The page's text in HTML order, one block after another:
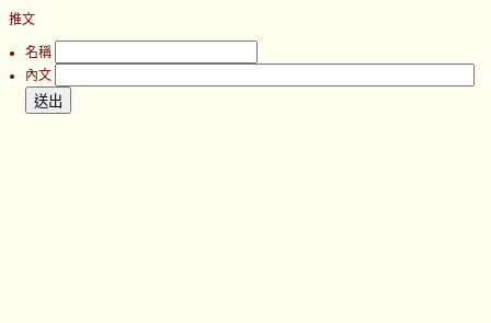
推文
名稱
內文